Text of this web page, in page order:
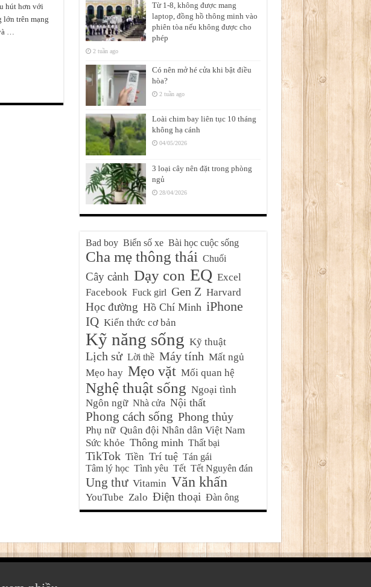
hút hơn với
lớn trên mạng
…
Từ 1-8, không được mang
laptop, đồng hồ thông minh vào
phiên tòa nếu không được cho
phép
2 tuần ago
Có nên mở hé cửa khi bật điều
hòa?
2 tuần ago
Loài chim bay liên tục 10 tháng
không hạ cánh
04/05/2026
3 loại cây nên đặt trong phòng
ngủ
28/04/2026
Bad boy Biển số xe Bài học cuộc sống
Cha mẹ thông thái Chuối
Cây cảnh Dạy con EQ Excel
Facebook Fuck girl Gen Z Harvard
Học đường Hồ Chí Minh iPhone
IQ Kiến thức cơ bản
Kỹ năng sống Kỹ thuật
Lịch sử Lời thề Máy tính Mất ngủ
Mẹo hay Mẹo vặt Mối quan hệ
Nghệ thuật sống Ngoại tình
Ngôn ngữ Nhà cửa Nội thất
Phong cách sống Phong thủy
Phụ nữ Quân đội Nhân dân Việt Nam
Sức khỏe Thông minh Thất bại
TikTok Tiền Trí tuệ Tán gái
Tâm lý học Tình yêu Tết Tết Nguyên đán
Ung thư Vitamin Văn khấn
YouTube Zalo Điện thoại Đàn ông